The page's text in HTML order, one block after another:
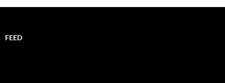
FEED